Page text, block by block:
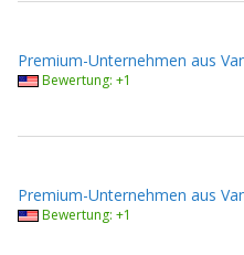
Premium-Unternehmen aus
Bewertung: +1
Premium-Unternehmen aus
Bewertung: +1